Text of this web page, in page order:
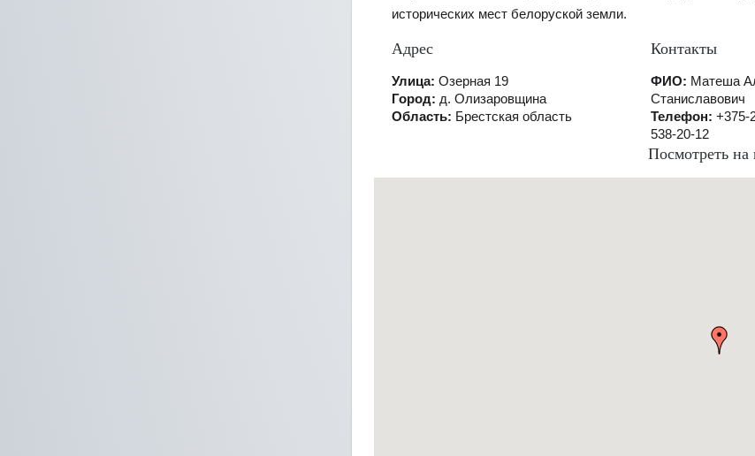
исторических мест белоруской земли.
Адрес
Улица:Озерная 19
Город: д. Олизаровщина
Область: Брестская область
Контакты
ФИО: Матеша
Станиславович
Телефон:+375-
538-20-12
Посмотреть на